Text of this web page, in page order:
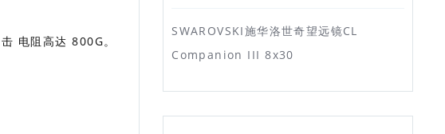
电阻高达 800G。
SWAROVSKI施华洛世奇望远镜CL
Companion III 8x30